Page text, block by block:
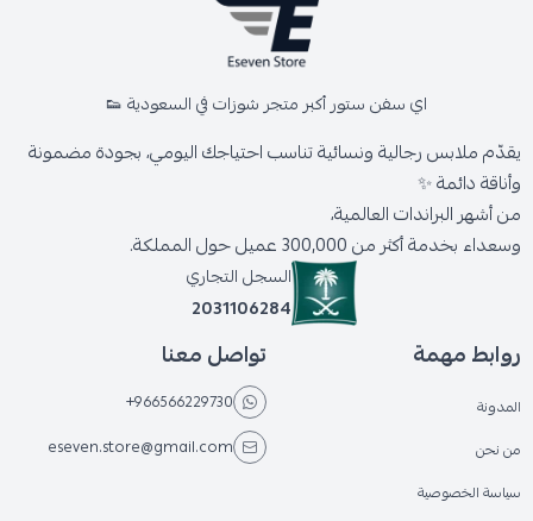
اي سفن ستور أكبر متجر شوزات في السعودية 👟
يقدّم ملابس رجالية ونسائية تناسب احتياجك اليومي، بجودة مضمونة
وأناقة دائمة ✨
من أشهر البراندات العالمية،
وسعداء بخدمة أكثر من 300,000 عميل حول المملكة.
السجل التجاري
2031106284
روابط مهمة
المدونة
من نحن
سياسة الخصوصية
تواصل معنا
+966566229730
eseven.store@gmail.com